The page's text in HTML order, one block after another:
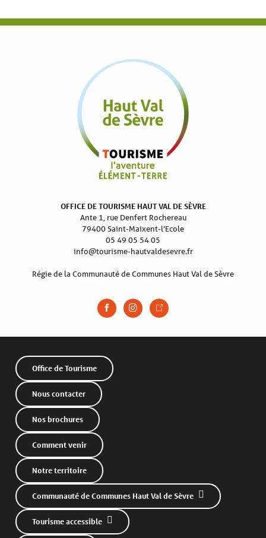
OFFICE DE TOURISME HAUT VAL DE SÈVRE
Ante 1, rue Denfert Rochereau
79400 Saint-Maixent-l’Ecole
05 49 05 54 05
info@tourisme-hautvaldesevre.fr
Régie de la Communauté de Communes Haut Val de Sèvre
Office de Tourisme
Nous contacter
Nos brochures
Comment venir
Notre territoire
Communauté de Communes Haut Val de Sèvre
Tourisme accessible